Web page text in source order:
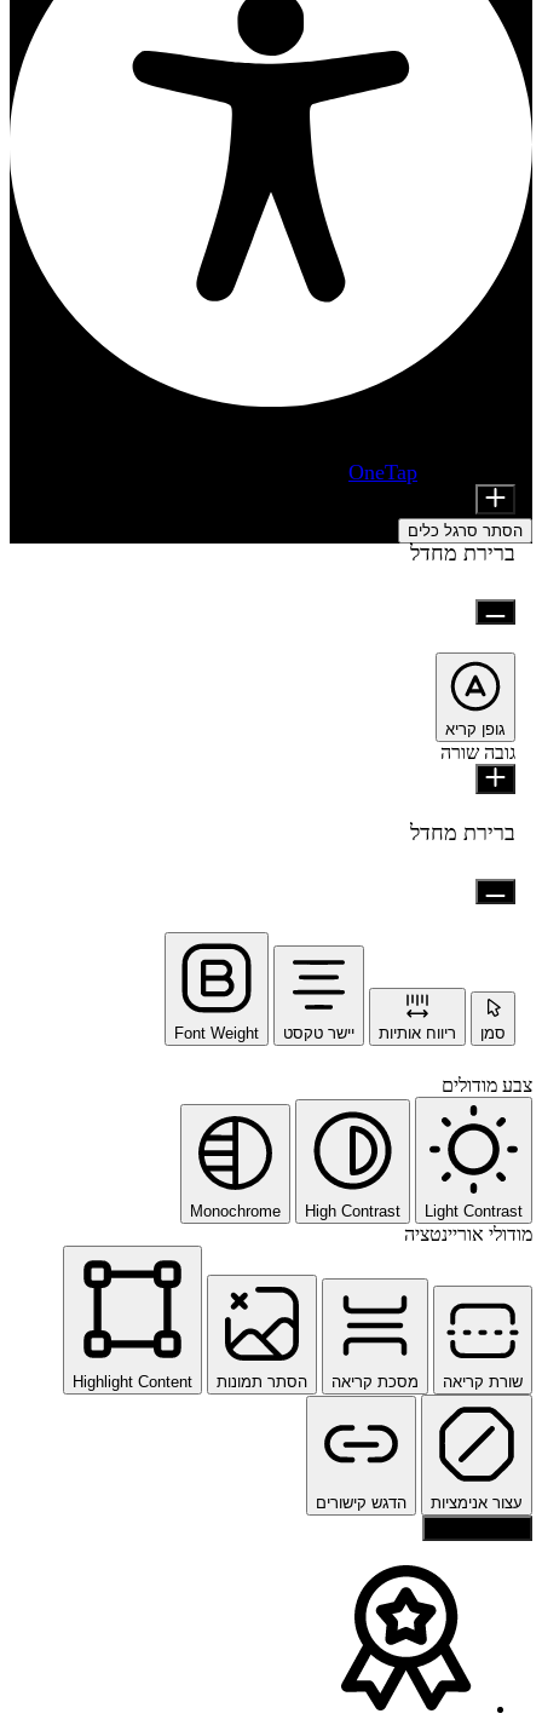
OneTap
הסתר סרגל כלים
ברירת מחדל
גופן קריא
גובה שורה
ברירת מחדל
סמן ריווח אותיות יישר טקסט Font Weight
צבע מודולים
Light Contrast
High Contrast
Monochrome
מודולי אוריינטציה
שורת קריאה מסכת קריאה הסתר תמונות Highlight Content
עצור אנימציות
הדגש קישורים